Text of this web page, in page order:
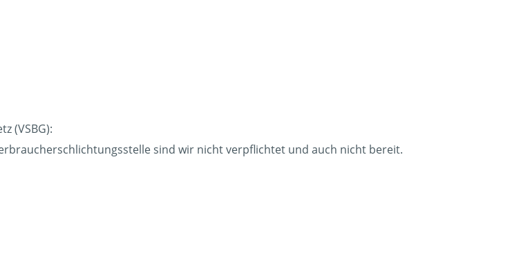
(VSBG):
sind wir nicht verpflichtet und auch nicht bereit.